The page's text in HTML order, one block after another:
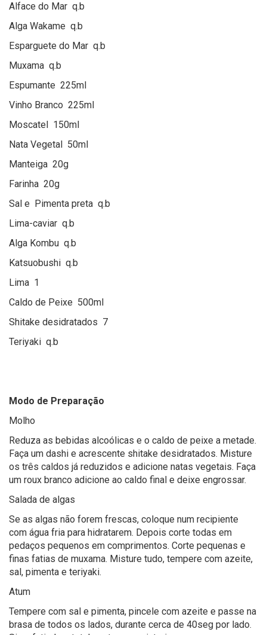
Alface do Mar q.b
Alga Wakame q.b
Esparguete do Mar q.b
Muxama q.b
Espumante 225ml
Vinho Branco 225ml
Moscatel 150ml
Nata Vegetal 50ml
Manteiga 20g
Farinha 20g
Sal e Pimenta preta q.b
Lima-caviar q.b
Alga Kombu q.b
Katsuobushi q.b
Lima 1
Caldo de Peixe 500ml
Shitake desidratados 7
Teriyaki q.b
Modo de Preparação
Molho
Reduza as bebidas alcoólicas e o caldo de peixe a metade.
Faça um dashi e acrescente shitake desidratados. Misture
os três caldos já reduzidos e adicione natas vegetais. Faça
um roux branco adicione ao caldo final e deixe engrossar.
Salada de algas
Se as algas não forem frescas, coloque num recipiente
com água fria para hidratarem. Depois corte todas em
pedaços pequenos em comprimentos. Corte pequenas e
finas fatias de muxama. Misture tudo, tempere com azeite,
sal, pimenta e teriyaki.
Atum
Tempere com sal e pimenta, pincele com azeite e passe na
brasa de todos os lados, durante cerca de 40seg por lado.